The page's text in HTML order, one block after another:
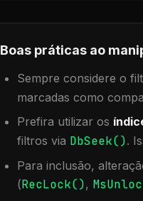
Boas práticas ao
Sempre considere o
marcadas como
Prefira utilizar os
filtros via DbSeek().
Para inclusão,
(RecLock(),